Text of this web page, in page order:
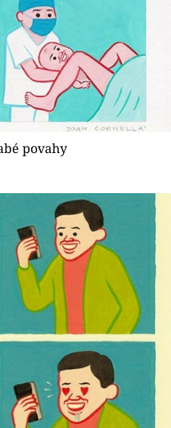
povahy